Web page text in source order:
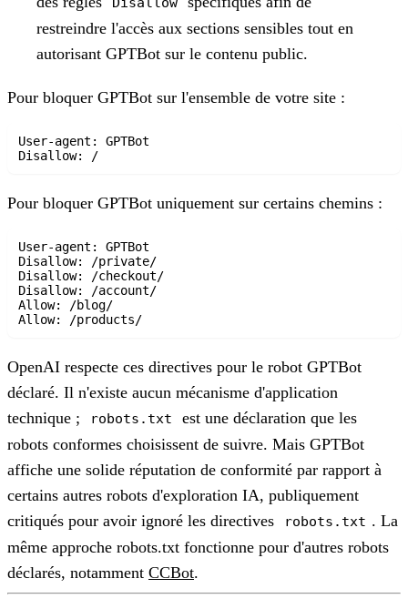
restreindre l'accès aux sections sensibles tout en
autorisant GPTBot sur le contenu public.
Pour bloquer GPTBot sur l'ensemble de votre site :
User-agent: GPTBot
Pour bloquer GPTBot uniquement sur certains chemins :
User-agent: GPTBot
Disallow: /private/
Disallow: /checkout/
Disallow: /account/
Allow: /blog/
OpenAI respecte ces directives pour le robot GPTBot
déclaré. Il n'existe aucun mécanisme d'application
technique ;
robots.txt
est une déclaration que les
robots conformes choisissent de suivre. Mais GPTBot
affiche une solide réputation de conformité par rapport à
certains autres robots d'exploration IA, publiquement
critiqués pour avoir ignoré les directives
robots.txt . La
même approche robots.txt fonctionne pour d'autres robots
déclarés, notamment CCBot.